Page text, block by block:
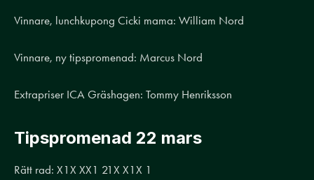
Vinnare, lunchkupong Cicki mama: William Nord
Vinnare, ny tipspromenad: Marcus Nord
Extrapriser ICA Gräshagen: Tommy Henriksson
Tipspromenad 22 mars
Rätt rad: X1X XX1 21X X1X 1